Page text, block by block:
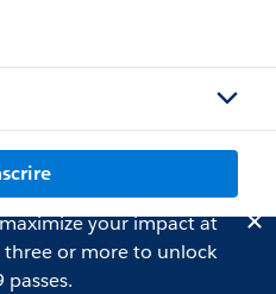
your impact at
three or more to unlock
passes.